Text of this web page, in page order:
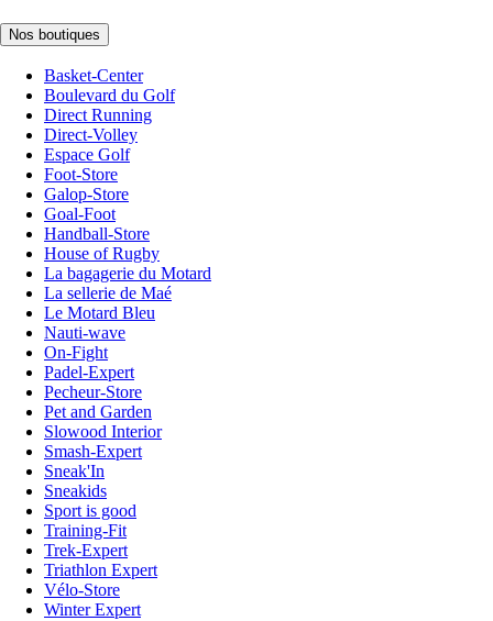
Nos boutiques
Basket-Center
Boulevard du Golf
Direct Running
Direct-Volley
Espace Golf
Foot-Store
Galop-Store
Goal-Foot
Handball-Store
House of Rugby
La bagagerie du Motard
La sellerie de Maé
Le Motard Bleu
Nauti-wave
On-Fight
Padel-Expert
Pecheur-Store
Pet and Garden
Slowood Interior
Smash-Expert
Sneak'In
Sneakids
Sport is good
Training-Fit
Trek-Expert
Triathlon Expert
Vélo-Store
Winter Expert